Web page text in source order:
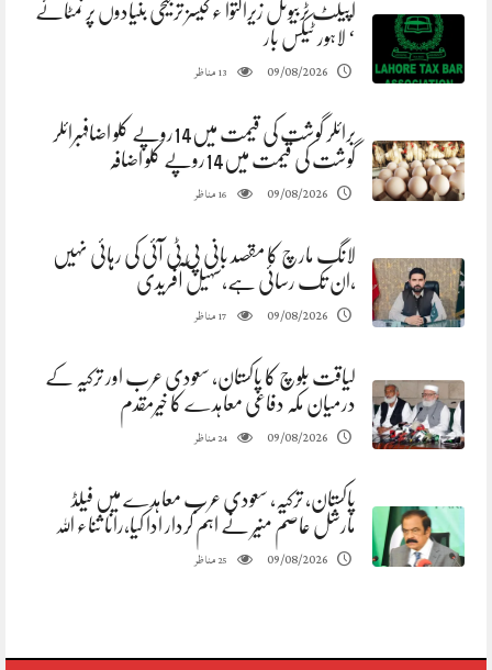
اپیلٹ ٹربیونل زیرالتوا ء کیسز ترجیحی بنیادوں پر نمٹائے
‘ لاہور ٹیکس بار
09/08/2026
13مناظر
برائلر گوشت کی قیمت میں14روپے کلو اضافہبرائلر
گوشت کی قیمت میں14روپے کلو اضافہ
09/08/2026
16مناظر
لانگ مارچ کا مقصد بانی پی ٹی آئی کی رہائی نہیں
،ان تک رسائی ہے،سہیل آفریدی
09/08/2026
17مناظر
لیاقت بلوچ کا پاکستان، سعودی عرب اور ترکیہ کے
درمیان مکہ دفاعی معاہدے کا خیرمقدم
09/08/2026
24مناظر
پاکستان، ترکیہ، سعودی عرب معاہدے میں فیلڈ
مارشل عاصم منیر نے اہم کردار ادا کیا،رانا ثناء اللہ
09/08/2026
25مناظر